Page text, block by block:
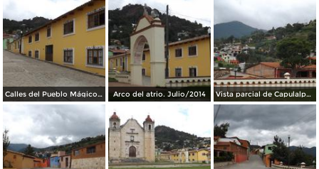
Calles del Pueblo Mágico de Capulalpam de Méndez. Julio/2014 Arco del atrio. Julio/2014 Vista parcial de Capulalpam en la Sierra Juárez. Julio/2014